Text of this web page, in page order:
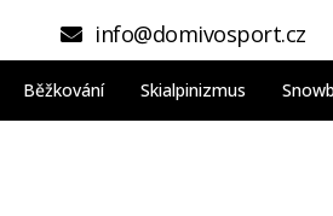
info@domivosport.cz
Běžkování Skialpinizmus